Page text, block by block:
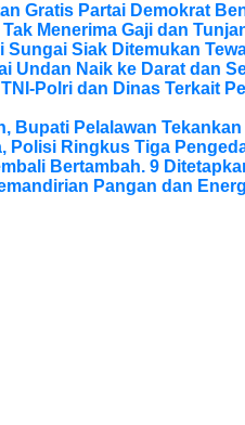
Gratis Partai Demokrat
Menerima Gaji dan
Sungai Siak Ditemukan
Undan Naik ke Darat dan
Polri dan Dinas Terkait
Bupati Pelalawan
Polisi Ringkus Tiga
Bertambah. 9
Pangan dan